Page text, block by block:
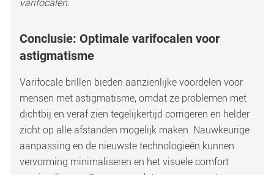
Conclusie: Optimale varifocalen voor
astigmatisme
Varifocale brillen bieden aanzienlijke voordelen voor
mensen met astigmatisme, omdat ze problemen met
dichtbij en veraf zien tegelijkertijd corrigeren en helder
zicht op alle afstanden mogelijk maken. Nauwkeurige
aanpassing en de nieuwste technologieën kunnen
vervorming minimaliseren en het visuele comfort